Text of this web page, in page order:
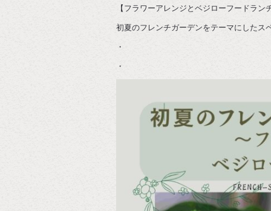
【フラワーアレンジとベジローフードラン
初夏のフレンチガーデンをテーマにしたス
・
・